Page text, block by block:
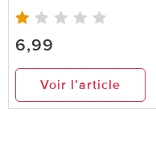
6,99
Voir l’article